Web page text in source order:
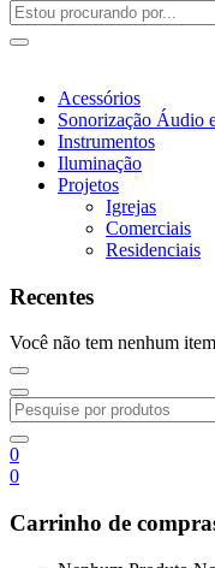
Acessórios
Sonorização Áudio
Instrumentos
Iluminação
Projetos
Igrejas
Comerciais
Residenciais
Recentes
Você não tem nenhum
0
0
Carrinho de